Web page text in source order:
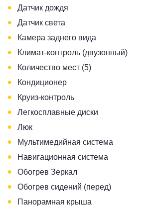
• Датчик дождя
• Датчик света
• Камера заднего вида
• Климат-контроль (двузонный)
• Количество мест (5)
• Кондиционер
• Круиз-контроль
• Легкосплавные диски
• Люк
• Мультимедийная система
• Навигационная система
• Обогрев Зеркал
• Обогрев сидений (перед)
• Панорамная крыша